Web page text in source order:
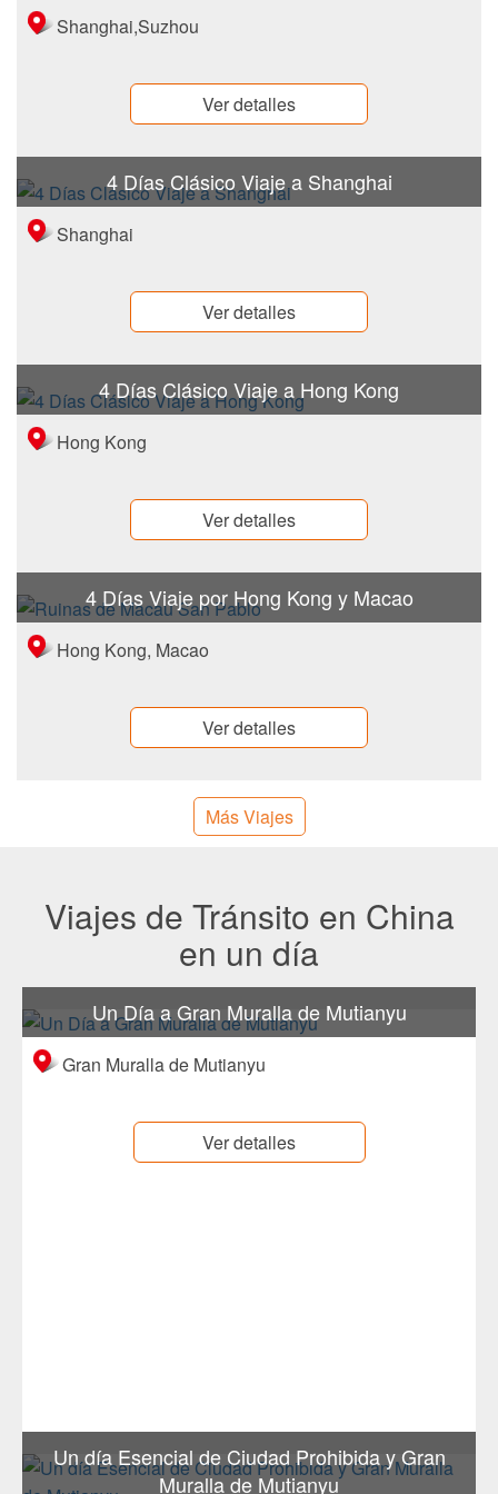
Shanghai,Suzhou
Ver detalles
4 Días Clásico Viaje a Shanghai
Shanghai
Ver detalles
4 Días Clásico Viaje a Hong Kong
Hong Kong
Ver detalles
4 Días Viaje por Hong Kong y Macao
Hong Kong, Macao
Ver detalles
Más Viajes
Viajes de Tránsito en China
en un día
Un Día a Gran Muralla de Mutianyu
Gran Muralla de Mutianyu
Ver detalles
Un día Esencial de Ciudad Prohibida y Gran
Muralla de Mutianyu